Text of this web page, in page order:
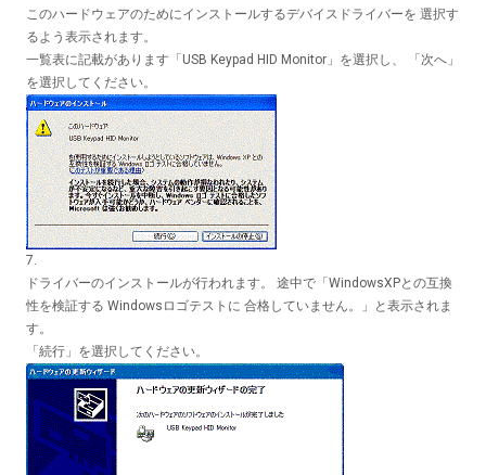
このハードウェアのためにインストールするデバイスドライバーを 選択す
るよう表示されます。
一覧表に記載があります「USB Keypad HID Monitor」を選択し、 「次へ」
を選択してください。
7.
ドライバーのインストールが行われます。 途中で「WindowsXPとの互換
性を検証する Windowsロゴテストに 合格していません。」と表示されま
す。
「続行」を選択してください。